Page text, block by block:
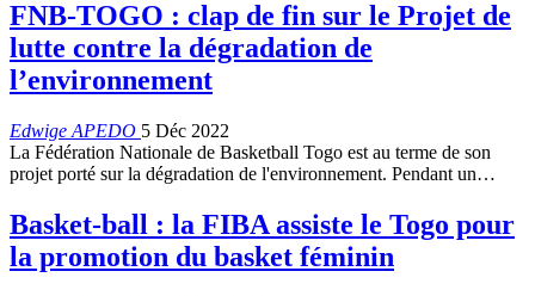
FNB-TOGO : clap de fin sur le Projet de
lutte contre la dégradation de
l’environnement
Edwige APEDO 5 Déc 2022
La Fédération Nationale de Basketball Togo est au terme de son
projet porté sur la dégradation de l'environnement. Pendant un…
Basket-ball : la FIBA assiste le Togo pour
la promotion du basket féminin